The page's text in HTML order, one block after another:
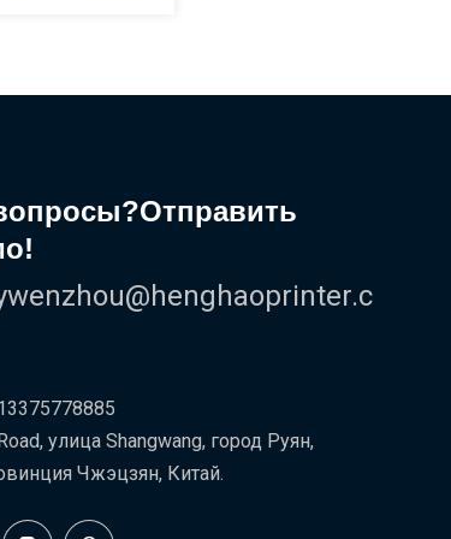
улица Shangwang, город Руян,
Чжэцзян, Китай.